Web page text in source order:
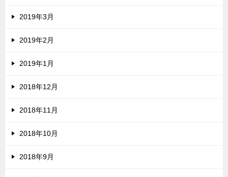
2019年3月
2019年2月
2019年1月
2018年12月
2018年11月
2018年10月
2018年9月